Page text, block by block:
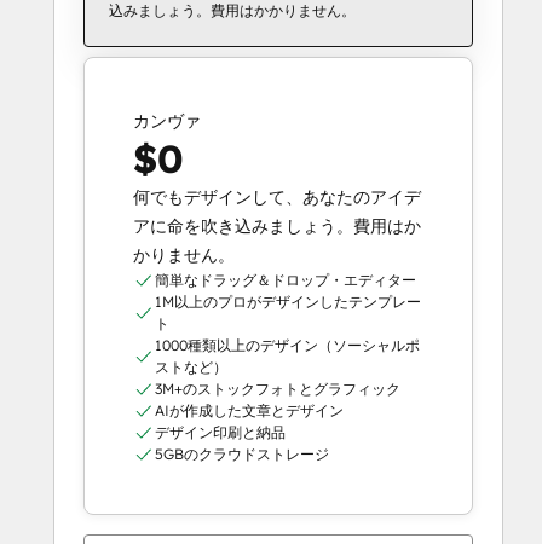
込みましょう。費用はかかりません。
カンヴァ
$0
何でもデザインして、あなたのアイデ
アに命を吹き込みましょう。費用はか
かりません。
簡単なドラッグ＆ドロップ・エディター
1M以上のプロがデザインしたテンプレー
ト
1000種類以上のデザイン（ソーシャルポ
ストなど）
3M+のストックフォトとグラフィック
AIが作成した文章とデザイン
デザイン印刷と納品
5GBのクラウドストレージ